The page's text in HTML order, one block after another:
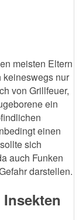
meisten Eltern
keineswegs nur
von Grillfeuer,
ein
einen
sich
auch Funken
darstellen.